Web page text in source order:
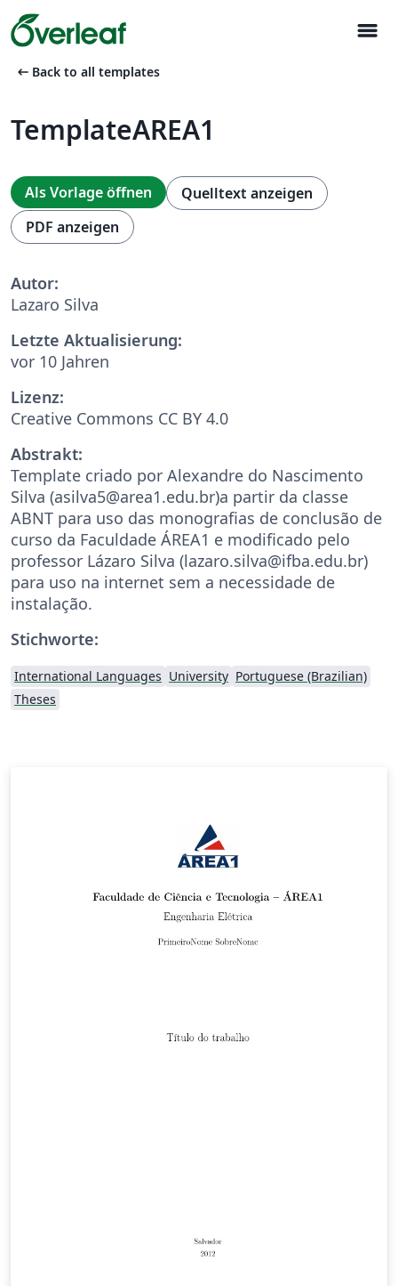
menu
arrow_left_alt Back to all templates
TemplateAREA1
Als Vorlage öffnen
Quelltext anzeigen
PDF anzeigen
Autor:
Lazaro Silva
Letzte Aktualisierung:
vor 10 Jahren
Lizenz:
Creative Commons CC BY 4.0
Abstrakt:
Template criado por Alexandre do Nascimento
Silva (asilva5@area1.edu.br)a partir da classe
ABNT para uso das monografias de conclusão de
curso da Faculdade ÁREA1 e modificado pelo
professor Lázaro Silva (lazaro.silva@ifba.edu.br)
para uso na internet sem a necessidade de
instalação.
Stichworte:
International Languages University Portuguese (Brazilian)
Theses